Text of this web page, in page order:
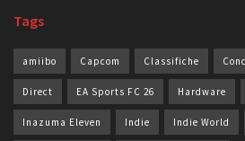
Tags
amiibo Capcom Classifiche
Direct EA Sports FC 26 Hardware
Inazuma Eleven Indie Indie World